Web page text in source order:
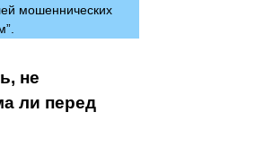
мошеннических
не
ли перед